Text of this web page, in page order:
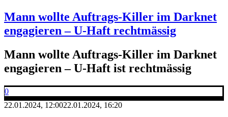
Mann wollte Auftrags-Killer im Darknet
engagieren – U-Haft rechtmässig
Mann wollte Auftrags-Killer im Darknet
engagieren – U-Haft ist rechtmässig
0
22.01.2024, 12:0022.01.2024, 16:20